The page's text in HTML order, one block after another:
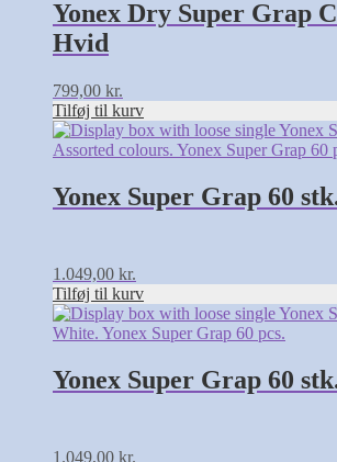
Yonex Dry Super Grap
Hvid
799,00 kr.
Tilføj til kurv
Yonex Super Grap 60
1.049,00 kr.
Tilføj til kurv
Yonex Super Grap 60
1.049,00 kr.